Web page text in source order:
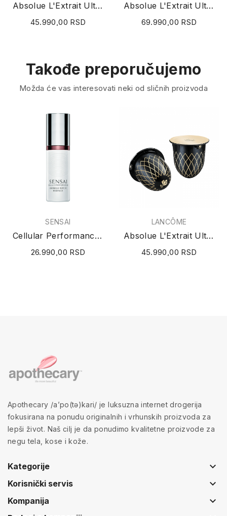
Absolue L'Extrait Ultimate Elixir Refill...
45.990,00 RSD
Absolue L'Extrait Ultimate Eye Contour Ritual 15ml
69.990,00 RSD
Takođe preporučujemo
Možda će vas interesovati neki od sličnih proizvoda
SENSAI
Cellular Performance Wrinkle Repair Essence 40ml
26.990,00 RSD
LANCÔME
Absolue L'Extrait Ultimate Elixir Refill...
45.990,00 RSD
Apothecary /a’po(tə)kari/ je luksuzna internet drogerija
fokusirana na ponudu originalnih i vrhunskih proizvoda za
lepši život. Naš cilj je da ponudimo kvalitetne proizvode za
negu tela, kose i kože.
Kategorije keyboard_arrow_down
Korisnički servis keyboard_arrow_down
Kompanija keyboard_arrow_down